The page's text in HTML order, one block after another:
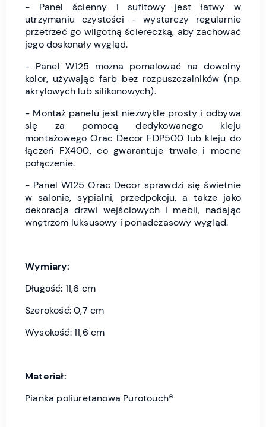
- Panel ścienny i sufitowy jest łatwy w
utrzymaniu czystości - wystarczy regularnie
przetrzeć go wilgotną ściereczką, aby zachować
jego doskonały wygląd.
- Panel W125 można pomalować na dowolny
kolor, używając farb bez rozpuszczalników (np.
akrylowych lub silikonowych).
- Montaż panelu jest niezwykle prosty i odbywa
się za pomocą dedykowanego kleju
montażowego Orac Decor FDP500 lub kleju do
łączeń FX400, co gwarantuje trwałe i mocne
połączenie.
- Panel W125 Orac Decor sprawdzi się świetnie
w salonie, sypialni, przedpokoju, a także jako
dekoracja drzwi wejściowych i mebli, nadając
wnętrzom luksusowy i ponadczasowy wygląd.
Wymiary:
Długość: 11,6 cm
Szerokość: 0,7 cm
Wysokość: 11,6 cm
Materiał:
Pianka poliuretanowa Purotouch®